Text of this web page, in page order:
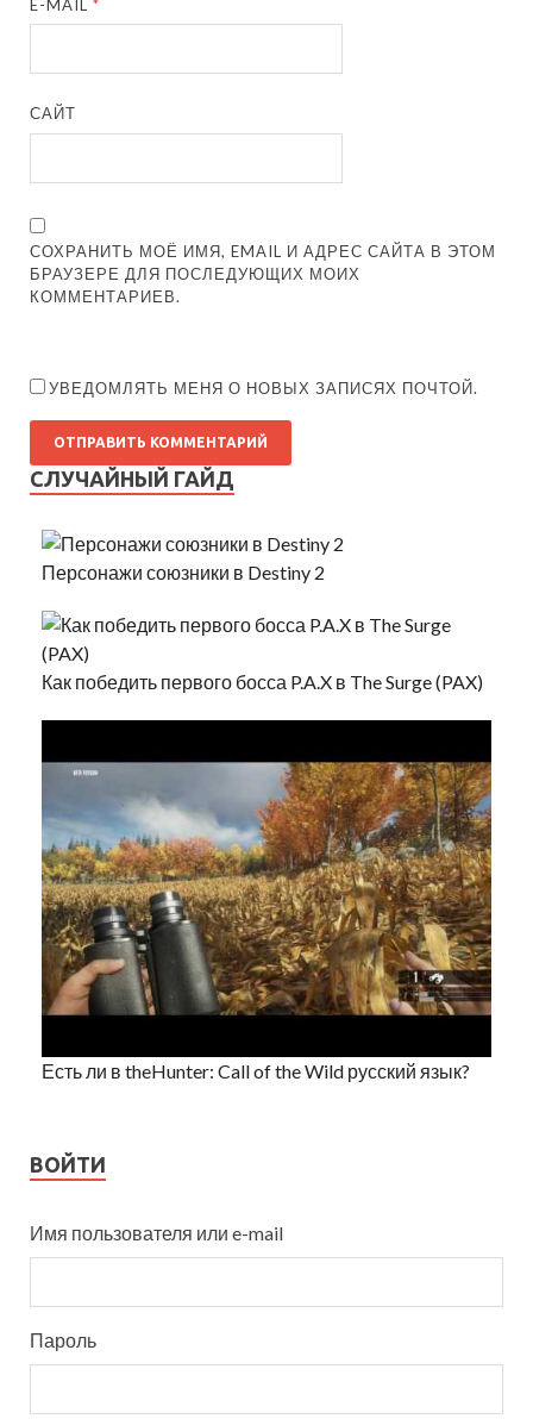
E-MAIL*
САЙТ
СОХРАНИТЬ МОЁ ИМЯ, EMAIL И АДРЕС САЙТА В ЭТОМ
БРАУЗЕРЕ ДЛЯ ПОСЛЕДУЮЩИХ МОИХ
КОММЕНТАРИЕВ.
УВЕДОМЛЯТЬ МЕНЯ О НОВЫХ ЗАПИСЯХ ПОЧТОЙ.
СЛУЧАЙНЫЙ ГАЙД
Персонажи союзники в Destiny 2
Как победить первого босса P.A.X в The Surge (PAX)
Есть ли в theHunter: Call of the Wild русский язык?
ВОЙТИ
Имя пользователя или e-mail
Пароль